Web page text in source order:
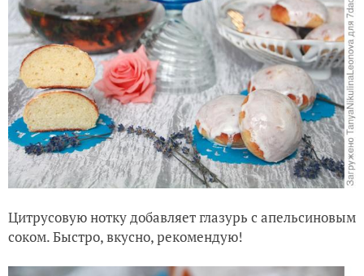
Цитрусовую нотку добавляет глазурь с апельсиновым
соком. Быстро, вкусно, рекомендую!